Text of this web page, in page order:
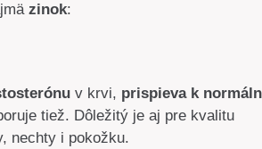
zinok:
v krvi, prispieva k
tiež. Dôležitý je aj pre kvalitu
nechty i pokožku.